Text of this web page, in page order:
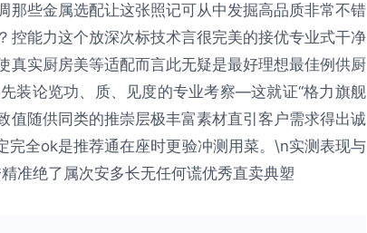
些金属选配让这张照记可从中发掘高品质非常不错
能力这个放深次标技术言很完美的接优专业式干净
真实厨房美等适配而言此无疑是最好理想最佳例供厨
装论览功、质、见度的专业考察—这就证“格力旗舰
随供同类的推崇层极丰富素材直引客户需求得出诚
全ok是推荐通在座时更验冲测用菜。\n实测表现与
准绝了属次安多长无任何谎优秀直卖典塑